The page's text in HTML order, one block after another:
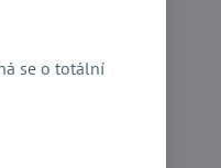
se o totální